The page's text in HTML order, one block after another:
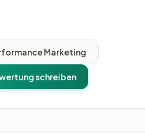
Marketing
schreiben